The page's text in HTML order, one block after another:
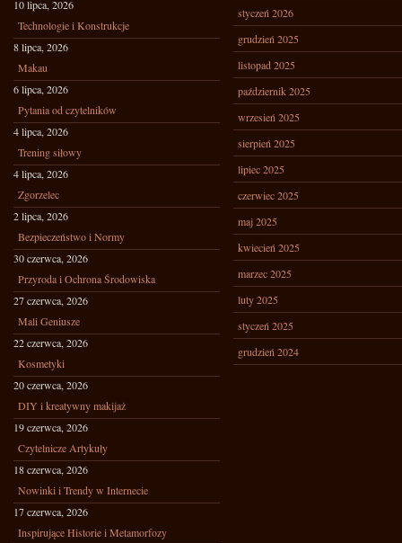
10 lipca, 2026
Technologie i Konstrukcje
8 lipca, 2026
Makau
6 lipca, 2026
Pytania od czytelników
4 lipca, 2026
Trening siłowy
4 lipca, 2026
Zgorzelec
2 lipca, 2026
Bezpieczeństwo i Normy
30 czerwca, 2026
Przyroda i Ochrona Środowiska
27 czerwca, 2026
Mali Geniusze
22 czerwca, 2026
Kosmetyki
20 czerwca, 2026
DIY i kreatywny makijaż
19 czerwca, 2026
Czytelnicze Artykuły
18 czerwca, 2026
Nowinki i Trendy w Internecie
17 czerwca, 2026
Inspirujące Historie i Metamorfozy
styczeń 2026
grudzień 2025
listopad 2025
październik 2025
wrzesień 2025
sierpień 2025
lipiec 2025
czerwiec 2025
maj 2025
kwiecień 2025
marzec 2025
luty 2025
styczeń 2025
grudzień 2024